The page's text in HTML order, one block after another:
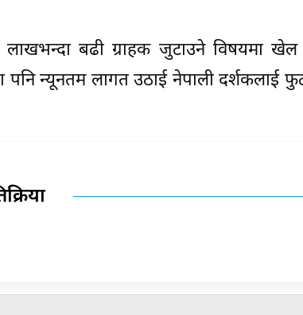
लाखभन्दा बढी ग्राहक जुटाउने
पनि न्यूनतम लागत उठाई नेपाली